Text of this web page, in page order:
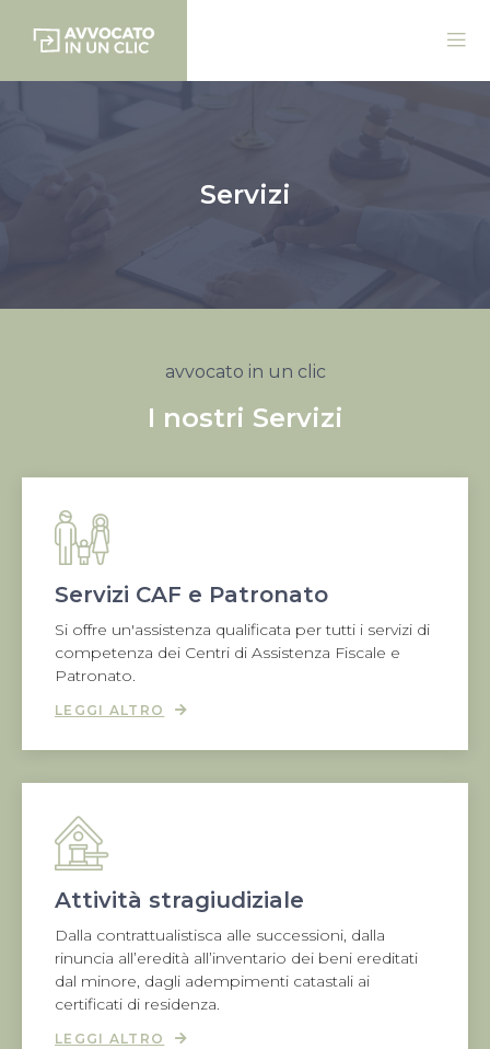
Servizi
avvocato in un clic
I nostri Servizi
Servizi CAF e Patronato
Si offre un'assistenza qualificata per tutti i servizi di
competenza dei Centri di Assistenza Fiscale e
Patronato.
LEGGI ALTRO
Attività stragiudiziale
Dalla contrattualistisca alle successioni, dalla
rinuncia all’eredità all’inventario dei beni ereditati
dal minore, dagli adempimenti catastali ai
certificati di residenza.
LEGGI ALTRO